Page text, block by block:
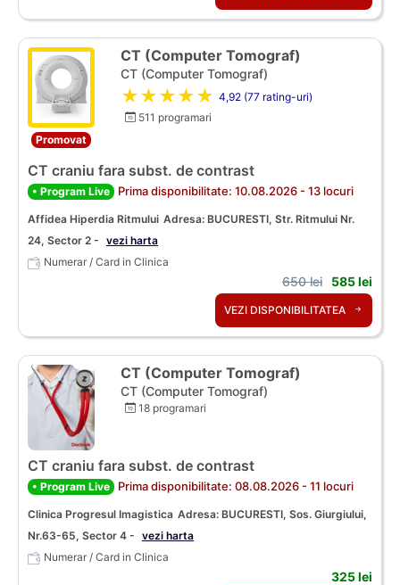
Promovat
CT (Computer Tomograf)
CT (Computer Tomograf)
★★★★★ 4,92 (77 rating-uri)
511 programari
CT craniu fara subst. de contrast
• Program Live Prima disponibilitate: 10.08.2026 - 13 locuri
Affidea Hiperdia Ritmului Adresa: BUCURESTI, Str. Ritmului Nr.
24, Sector 2 - vezi harta
Numerar / Card in Clinica
650 lei 585 lei
VEZI DISPONIBILITATEA
CT (Computer Tomograf)
CT (Computer Tomograf)
18 programari
CT craniu fara subst. de contrast
• Program Live Prima disponibilitate: 08.08.2026 - 11 locuri
Clinica Progresul Imagistica Adresa: BUCURESTI, Sos. Giurgiului,
Nr.63-65, Sector 4 - vezi harta
Numerar / Card in Clinica
325 lei